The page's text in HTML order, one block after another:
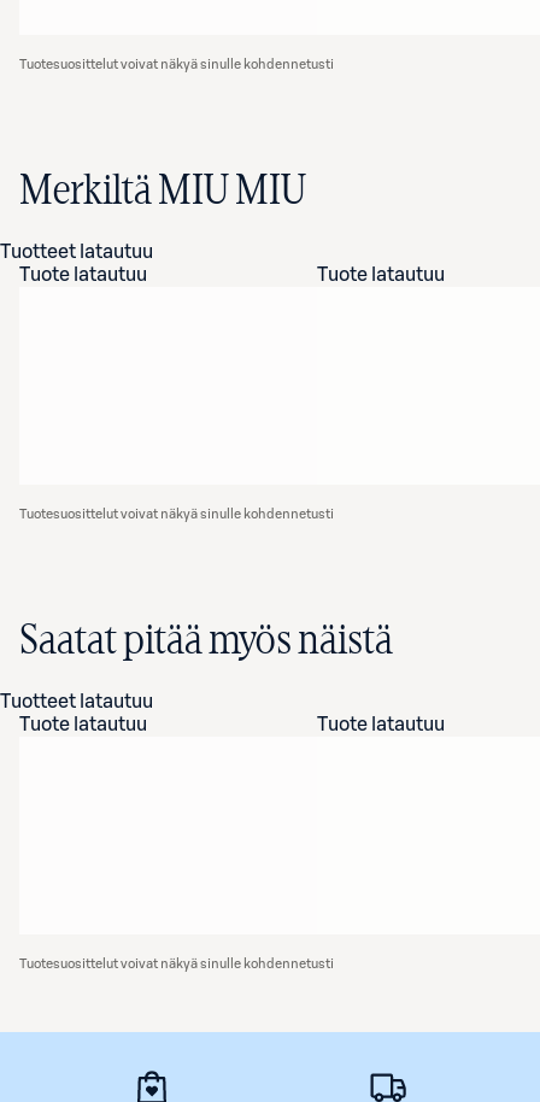
Tuotesuosittelut voivat näkyä sinulle kohdennetusti
Merkiltä MIU MIU
Tuotteet latautuu
Tuote latautuu
Tuote latautuu
Tuotesuosittelut voivat näkyä sinulle kohdennetusti
Saatat pitää myös näistä
Tuotteet latautuu
Tuote latautuu
Tuote latautuu
Tuotesuosittelut voivat näkyä sinulle kohdennetusti